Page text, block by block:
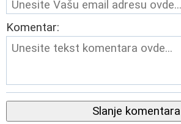
Komentar:
Slanje komentara